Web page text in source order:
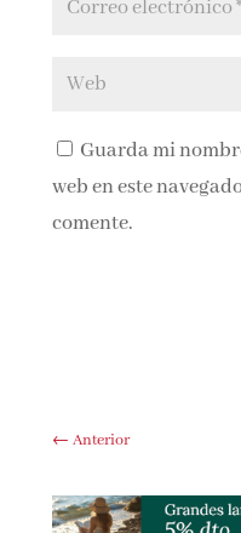
Guarda mi
web en este
comente.
←Anterior